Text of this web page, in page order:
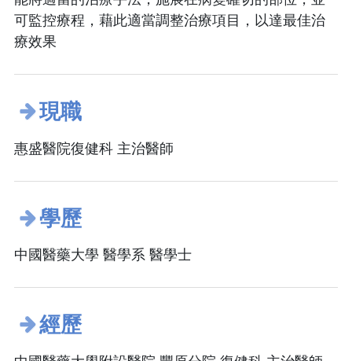
可監控療程，藉此適當調整治療項目，以達最佳治
療效果
現職
惠盛醫院復健科 主治醫師
學歷
中國醫藥大學 醫學系 醫學士
經歷